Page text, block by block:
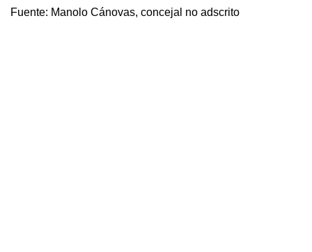
Fuente: Manolo Cánovas, concejal no adscrito